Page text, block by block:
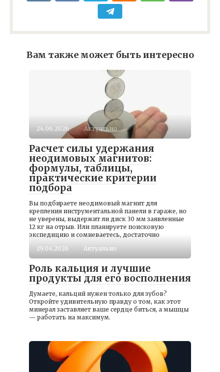
Вам также может быть интересно
24.06.2026 Актуально
Расчет силы удержания
неодимовых магнитов:
формулы, таблицы,
практические критерии
подбора
Вы подбираете неодимовый магнит для
крепления инструментальной панели в гараже, но
не уверены, выдержит ли диск 30 мм заявленные
12 кг на отрыв. Или планируете поисковую
экспедицию и сомневаетесь, достаточно
29.04.2026
Актуально
Роль кальция и лучшие
продукты для его восполнения
Думаете, кальций нужен только для зубов?
Откройте удивительную правду о том, как этот
минерал заставляет ваше сердце биться, а мышцы
— работать на максимум.